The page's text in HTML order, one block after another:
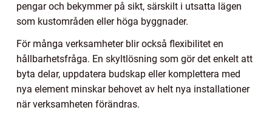
pengar och bekymmer på sikt, särskilt i utsatta lägen
som kustområden eller höga byggnader.
För många verksamheter blir också flexibilitet en
hållbarhetsfråga. En skyltlösning som gör det enkelt att
byta delar, uppdatera budskap eller komplettera med
nya element minskar behovet av helt nya installationer
när verksamheten förändras.